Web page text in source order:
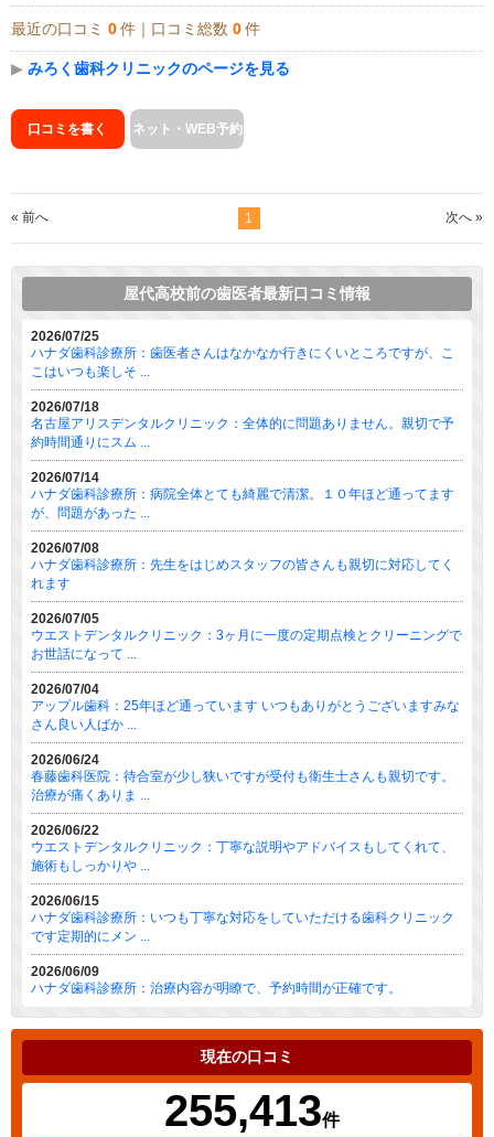
最近の口コミ 0 件｜口コミ総数 0 件
▶ みろく歯科クリニックのページを見る
口コミを書く ネット・WEB予約
« 前へ 1 次へ »
屋代高校前の歯医者最新口コミ情報
2026/07/25
ハナダ歯科診療所：歯医者さんはなかなか行きにくいところですが、こ
こはいつも楽しそ ...
2026/07/18
名古屋アリスデンタルクリニック：全体的に問題ありません。親切で予
約時間通りにスム ...
2026/07/14
ハナダ歯科診療所：病院全体とても綺麗で清潔。１０年ほど通ってます
が、問題があった ...
2026/07/08
ハナダ歯科診療所：先生をはじめスタッフの皆さんも親切に対応してく
れます
2026/07/05
ウエストデンタルクリニック：3ヶ月に一度の定期点検とクリーニングで
お世話になって ...
2026/07/04
アップル歯科：25年ほど通っています いつもありがとうございますみな
さん良い人ばか ...
2026/06/24
春藤歯科医院：待合室が少し狭いですが受付も衛生士さんも親切です。
治療が痛くありま ...
2026/06/22
ウエストデンタルクリニック：丁寧な説明やアドバイスもしてくれて、
施術もしっかりや ...
2026/06/15
ハナダ歯科診療所：いつも丁寧な対応をしていただける歯科クリニック
です定期的にメン ...
2026/06/09
ハナダ歯科診療所：治療内容が明瞭で、予約時間が正確です。
現在の口コミ
255,413件